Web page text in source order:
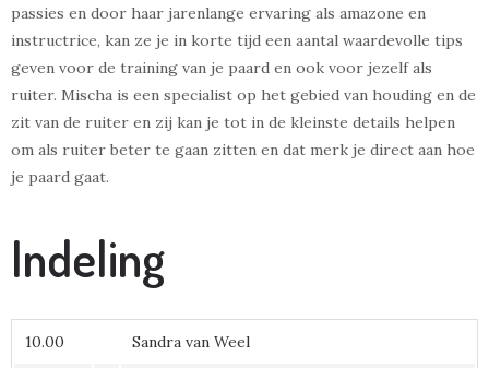
passies en door haar jarenlange ervaring als amazone en
instructrice, kan ze je in korte tijd een aantal waardevolle tips
geven voor de training van je paard en ook voor jezelf als
ruiter. Mischa is een specialist op het gebied van houding en de
zit van de ruiter en zij kan je tot in de kleinste details helpen
om als ruiter beter te gaan zitten en dat merk je direct aan hoe
je paard gaat.
Indeling
10.00 Sandra van Weel